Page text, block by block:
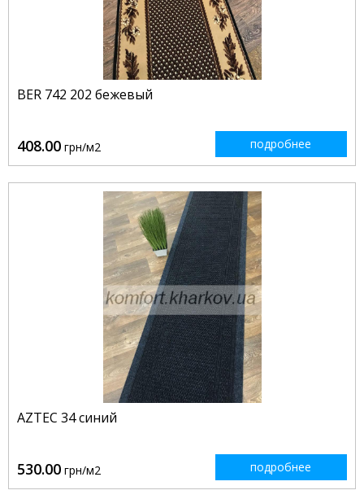
BER 742 202 бежевый
408.00 грн/м2 подробнее
AZTEC 34 синий
530.00 грн/м2 подробнее